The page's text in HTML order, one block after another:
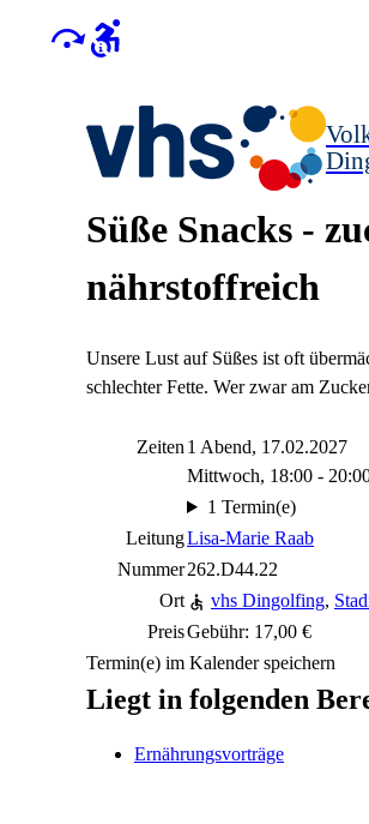
Süße Snacks -
nährstoffreich
Unsere Lust auf Süßes ist oft
schlechter Fette. Wer zwar am
Zeiten 1 Abend, 17.02.2027
Mittwoch, 18:00 -
1 Termin(e)
LeitungLisa-Marie Raab
Nummer262.D44.22
Ort
vhs Dingolfing,
PreisGebühr: 17,00 €
Termin(e) im Kalender speichern
Liegt in folgenden
Ernährungsvorträge